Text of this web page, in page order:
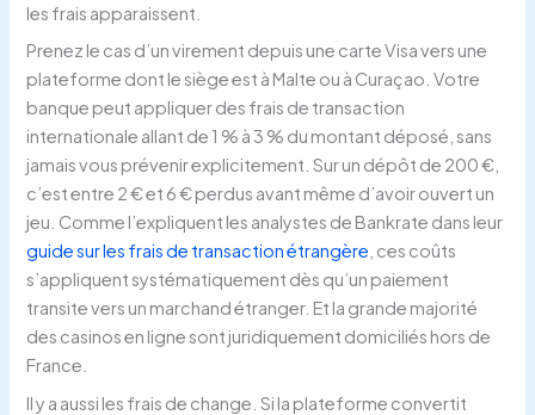
les frais apparaissent.
Prenez le cas d’un virement depuis une carte Visa vers une
plateforme dont le siège est à Malte ou à Curaçao. Votre
banque peut appliquer des frais de transaction
internationale allant de 1 % à 3 % du montant déposé, sans
jamais vous prévenir explicitement. Sur un dépôt de 200 €,
c’est entre 2 € et 6 € perdus avant même d’avoir ouvert un
jeu. Comme l’expliquent les analystes de Bankrate dans leur
guide sur les frais de transaction étrangère , ces coûts
s’appliquent systématiquement dès qu’un paiement
transite vers un marchand étranger. Et la grande majorité
des casinos en ligne sont juridiquement domiciliés hors de
France.
Il y a aussi les frais de change. Si la plateforme convertit